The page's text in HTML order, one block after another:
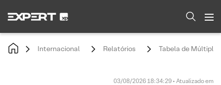
Internacional Relatórios Tabela de
03/08/2026 18:34:29 • Atualizado em